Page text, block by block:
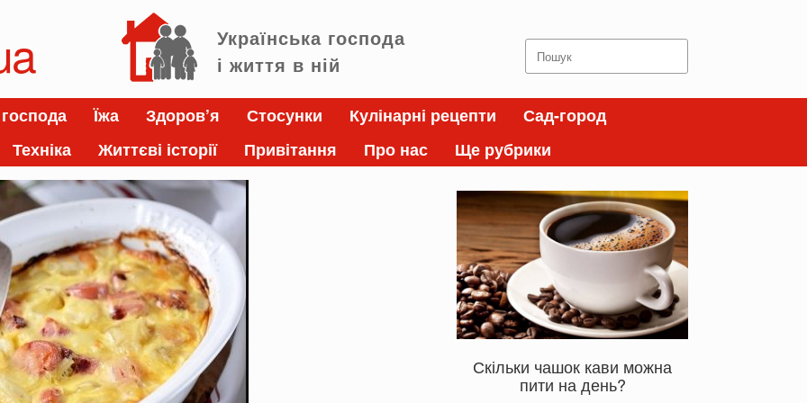
Українська господа
і життя в ній
Search
for:
Їжа Здоров’я Стосунки Кулінарні рецепти
Сад-город
Техніка Життєві історії Привітання Про нас Ще рубрики
Скільки чашок кави можна
пити на день?